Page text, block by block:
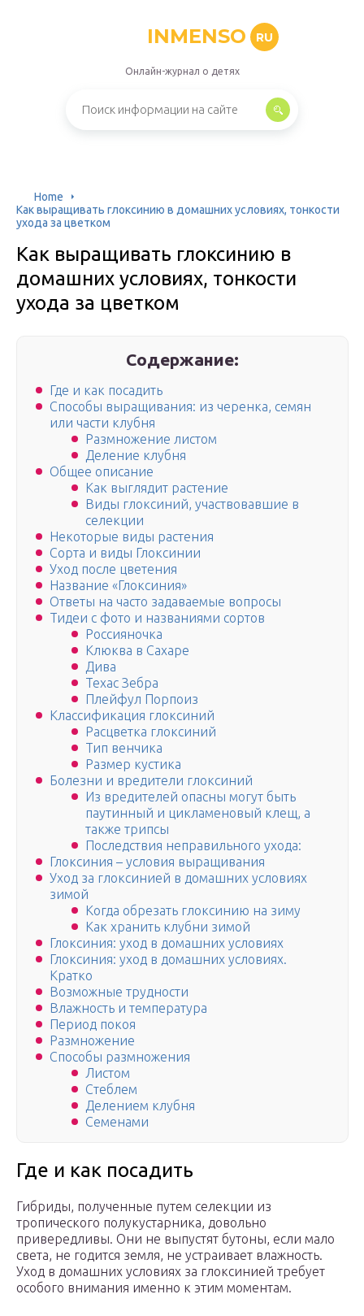
INMENSO RU
Онлайн-журнал о детях
Home
Как выращивать глоксинию в домашних условиях, тонкости
ухода за цветком
Как выращивать глоксинию в
домашних условиях, тонкости
ухода за цветком
Содержание:
Где и как посадить
Способы выращивания: из черенка, семян
или части клубня
Размножение листом
Деление клубня
Общее описание
Как выглядит растение
Виды глоксиний, участвовавшие в
селекции
Некоторые виды растения
Сорта и виды Глоксинии
Уход после цветения
Название «Глоксиния»
Ответы на часто задаваемые вопросы
Тидеи с фото и названиями сортов
Россияночка
Клюква в Сахаре
Дива
Техас Зебра
Плейфул Порпоиз
Классификация глоксиний
Расцветка глоксиний
Тип венчика
Размер кустика
Болезни и вредители глоксиний
Из вредителей опасны могут быть
паутинный и цикламеновый клещ, а
также трипсы
Последствия неправильного ухода:
Глоксиния – условия выращивания
Уход за глоксинией в домашних условиях
зимой
Когда обрезать глоксинию на зиму
Как хранить клубни зимой
Глоксиния: уход в домашних условиях
Глоксиния: уход в домашних условиях.
Кратко
Возможные трудности
Влажность и температура
Период покоя
Размножение
Способы размножения
Листом
Стеблем
Делением клубня
Семенами
Где и как посадить
Гибриды, полученные путем селекции из
тропического полукустарника, довольно
привередливы. Они не выпустят бутоны, если мало
света, не годится земля, не устраивает влажность.
Уход в домашних условиях за глоксинией требует
особого внимания именно к этим моментам.